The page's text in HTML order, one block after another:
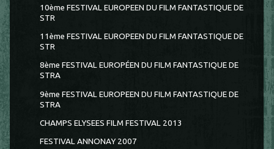
10ème FESTIVAL EUROPEEN DU FILM FANTASTIQUE DE
STR
11ème FESTIVAL EUROPEEN DU FILM FANTASTIQUE DE
STR
8ème FESTIVAL EUROPÉEN DU FILM FANTASTIQUE DE
STRA
9ème FESTIVAL EUROPEEN DU FILM FANTASTIQUE DE
STRA
CHAMPS ELYSEES FILM FESTIVAL 2013
FESTIVAL ANNONAY 2007